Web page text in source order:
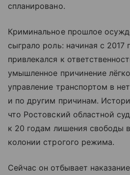
спланировано.
Криминальное прошлое
сыграло роль: начиная с 2017
привлекался к
умышленное причинение
управление транспортом в
и по другим причинам.
что Ростовский областной
к 20 годам лишения свободы
колонии строгого режима.
Сейчас он отбывает